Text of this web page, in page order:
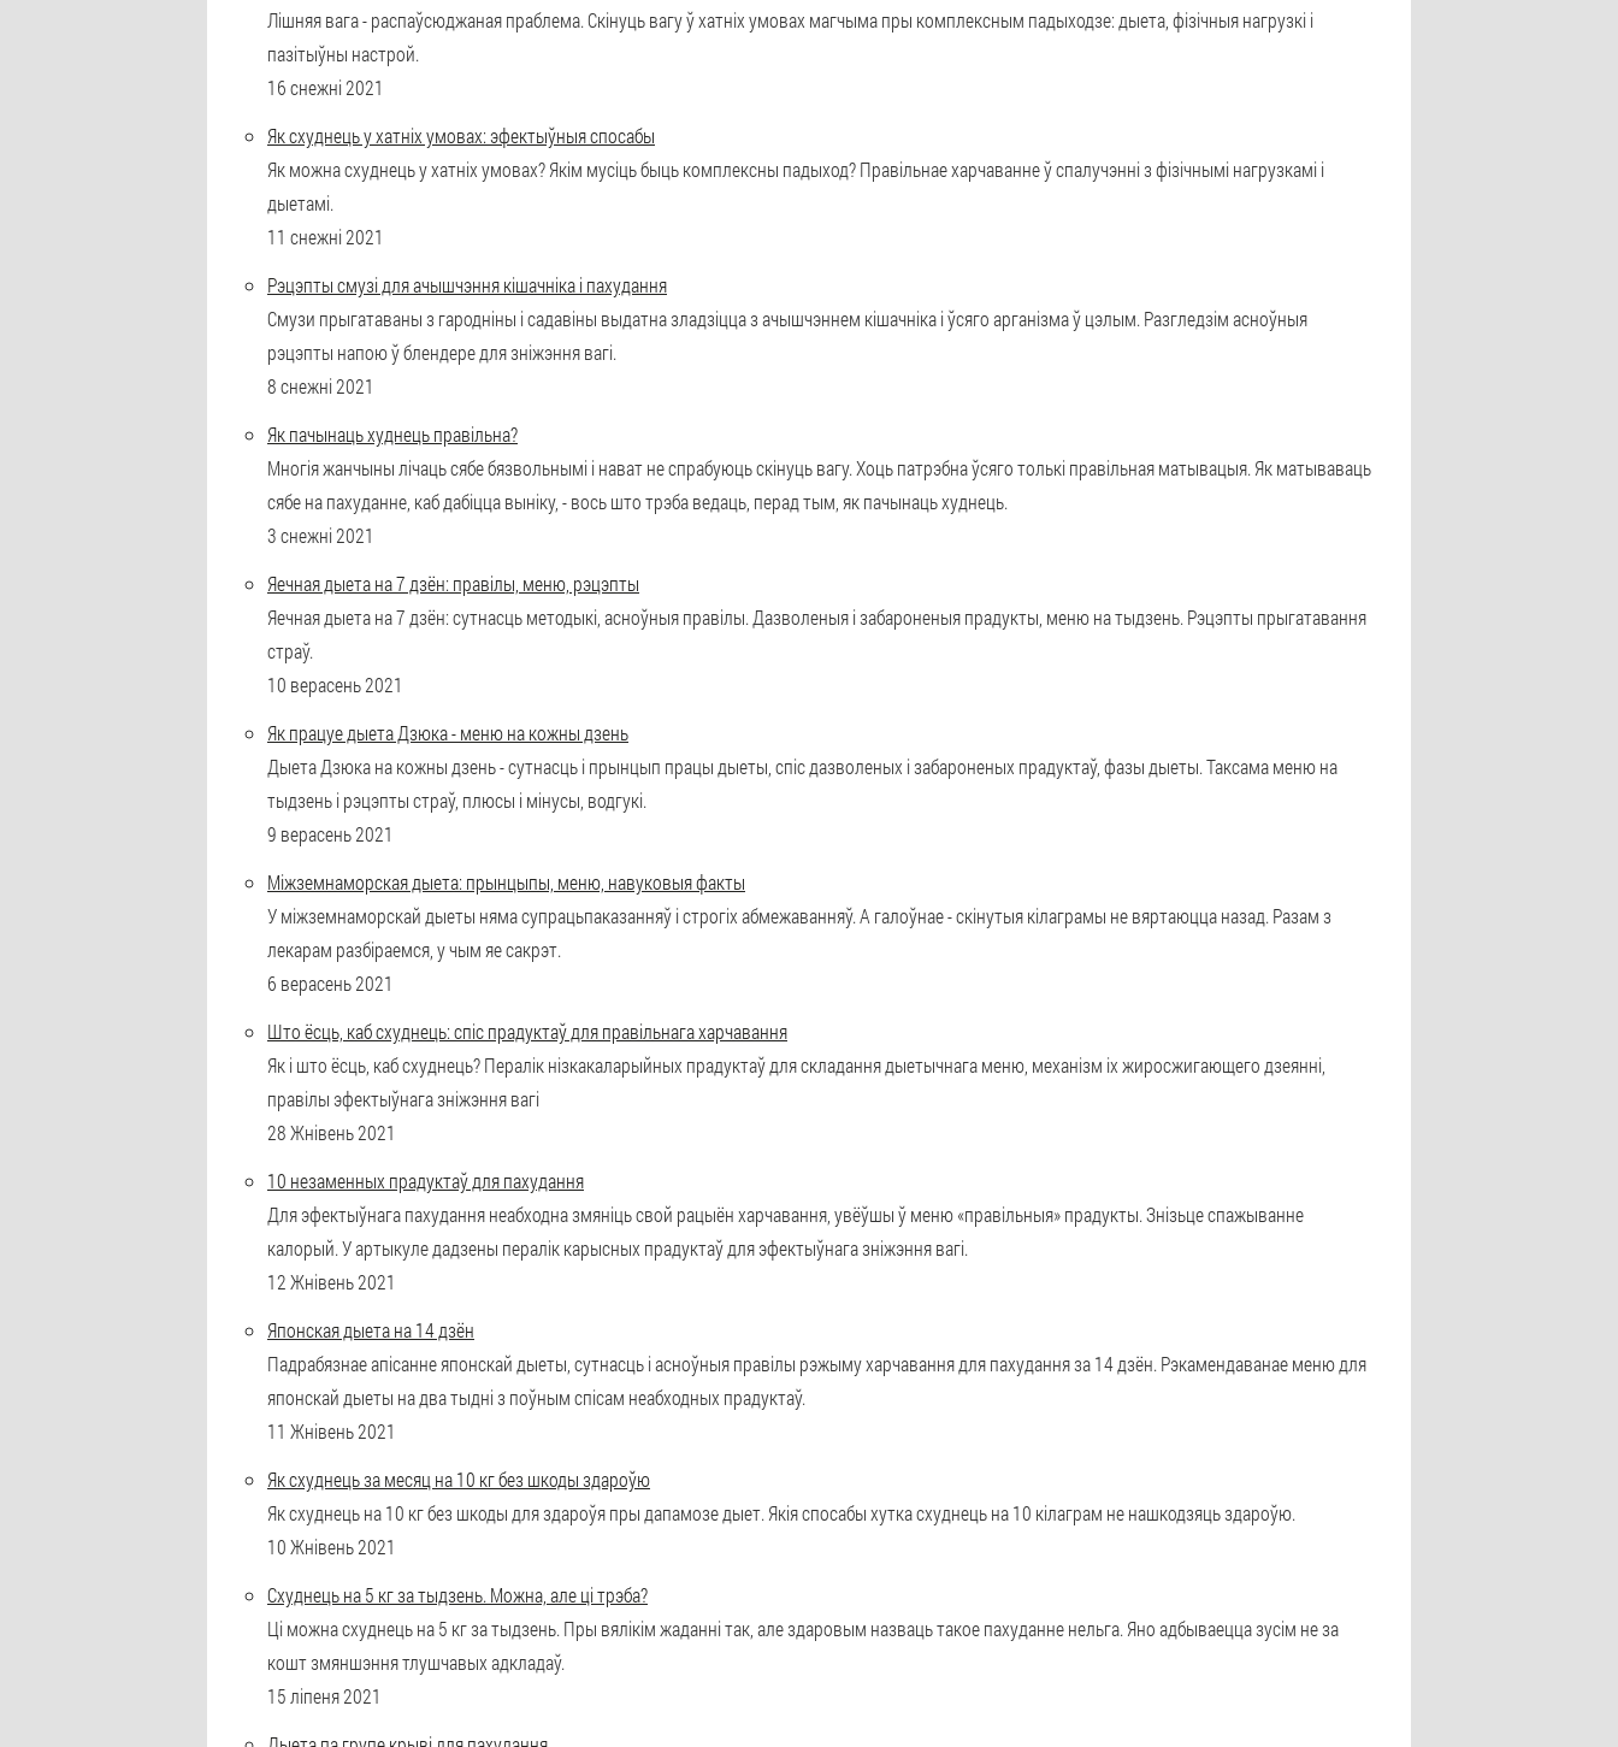
Лішняя вага - распаўсюджаная праблема. Скінуць вагу ў хатніх умовах магчыма пры комплексным падыходзе: дыета, фізічныя нагрузкі і
пазітыўны настрой.
16 снежні 2021
Як схуднець у хатніх умовах: эфектыўныя спосабы
Як можна схуднець у хатніх умовах? Якім мусіць быць комплексны падыход? Правільнае харчаванне ў спалучэнні з фізічнымі нагрузкамі і
дыетамі.
11 снежні 2021
Рэцэпты смузі для ачышчэння кішачніка і пахудання
Смузи прыгатаваны з гародніны і садавіны выдатна зладзіцца з ачышчэннем кішачніка і ўсяго арганізма ў цэлым. Разгледзім асноўныя
рэцэпты напою ў блендере для зніжэння вагі.
8 снежні 2021
Як пачынаць худнець правільна?
Многія жанчыны лічаць сябе бязвольнымі і нават не спрабуюць скінуць вагу. Хоць патрэбна ўсяго толькі правільная матывацыя. Як матываваць
сябе на пахуданне, каб дабіцца выніку, - вось што трэба ведаць, перад тым, як пачынаць худнець.
3 снежні 2021
Яечная дыета на 7 дзён: правілы, меню, рэцэпты
Яечная дыета на 7 дзён: сутнасць методыкі, асноўныя правілы. Дазволеныя і забароненыя прадукты, меню на тыдзень. Рэцэпты прыгатавання
страў.
10 верасень 2021
Як працуе дыета Дзюка - меню на кожны дзень
Дыета Дзюка на кожны дзень - сутнасць і прынцып працы дыеты, спіс дазволеных і забароненых прадуктаў, фазы дыеты. Таксама меню на
тыдзень і рэцэпты страў, плюсы і мінусы, водгукі.
9 верасень 2021
Міжземнаморская дыета: прынцыпы, меню, навуковыя факты
У міжземнаморскай дыеты няма супрацьпаказанняў і строгіх абмежаванняў. А галоўнае - скінутыя кілаграмы не вяртаюцца назад. Разам з
лекарам разбіраемся, у чым яе сакрэт.
6 верасень 2021
Што ёсць, каб схуднець: спіс прадуктаў для правільнага харчавання
Як і што ёсць, каб схуднець? Пералік нізкакаларыйных прадуктаў для складання дыетычнага меню, механізм іх жиросжигающего дзеянні,
правілы эфектыўнага зніжэння вагі
28 Жнівень 2021
10 незаменных прадуктаў для пахудання
Для эфектыўнага пахудання неабходна змяніць свой рацыён харчавання, увёўшы ў меню «правільныя» прадукты. Знізьце спажыванне
калорый. У артыкуле дадзены пералік карысных прадуктаў для эфектыўнага зніжэння вагі.
12 Жнівень 2021
Японская дыета на 14 дзён
Падрабязнае апісанне японскай дыеты, сутнасць і асноўныя правілы рэжыму харчавання для пахудання за 14 дзён. Рэкамендаванае меню для
японскай дыеты на два тыдні з поўным спісам неабходных прадуктаў.
11 Жнівень 2021
Як схуднець за месяц на 10 кг без шкоды здароўю
Як схуднець на 10 кг без шкоды для здароўя пры дапамозе дыет. Якія спосабы хутка схуднець на 10 кілаграм не нашкодзяць здароўю.
10 Жнівень 2021
Схуднець на 5 кг за тыдзень. Можна, але ці трэба?
Ці можна схуднець на 5 кг за тыдзень. Пры вялікім жаданні так, але здаровым назваць такое пахуданне нельга. Яно адбываецца зусім не за
кошт змяншэння тлушчавых адкладаў.
15 ліпеня 2021